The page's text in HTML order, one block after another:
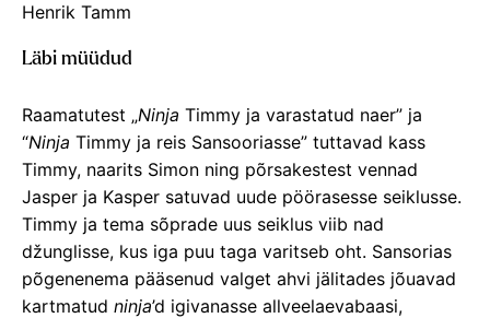
Henrik Tamm
Läbi müüdud
Raamatutest „Ninja Timmy ja varastatud naer” ja
“Ninja Timmy ja reis Sansooriasse” tuttavad kass
Timmy, naarits Simon ning põrsakestest vennad
Jasper ja Kasper satuvad uude pöörasesse seiklusse.
Timmy ja tema sõprade uus seiklus viib nad
džunglisse, kus iga puu taga varitseb oht. Sansorias
põgenenema pääsenud valget ahvi jälitades jõuavad
kartmatud ninja’d igivanasse allveelaevabaasi,